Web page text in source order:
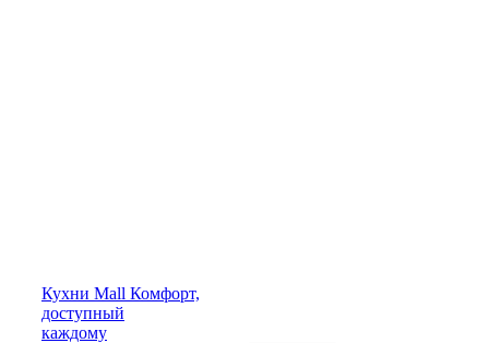
Кухни Mall Комфорт,
доступный
каждому